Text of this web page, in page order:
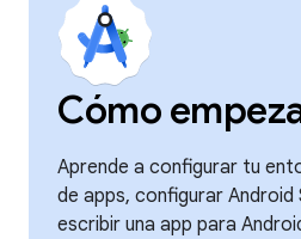
Cómo
Aprende a configurar tu
de apps, configurar Android
escribir una app para